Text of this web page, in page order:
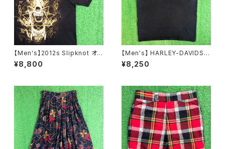
【Men's】2012s Slipknot オフ
ィシャル Tシャツ / 古着 バンド
ロック ティーシャツ T-Shirt ス
¥8,800
【Men's】 HARLEY-DAVIDSO
N ノースリーブ Tシャツ / 古着
メンズ ハーレーダビッドソン ハ
¥8,250